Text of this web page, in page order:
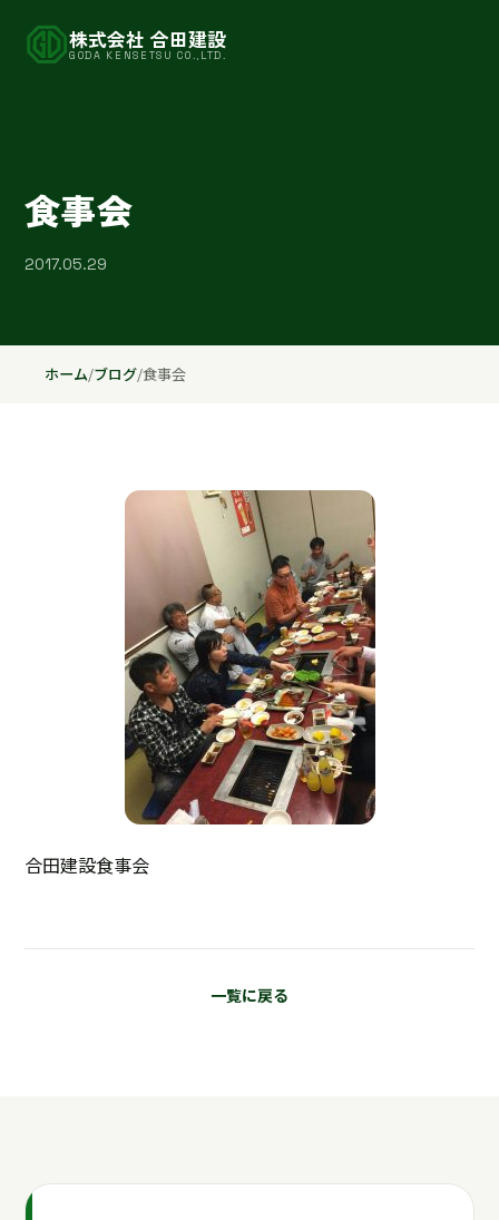
株式会社 合田建設
GODA KENSETSU CO.,LTD.
食事会
2017.05.29
ホーム/ブログ/食事会
合田建設食事会
一覧に戻る